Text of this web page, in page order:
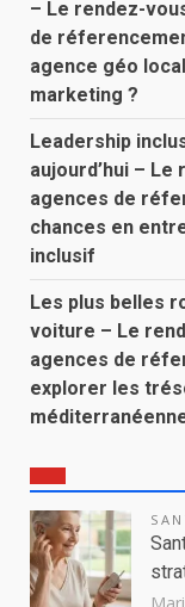
– Le rendez-
de
agence géo
marketing ?
Leadership
aujourd’hui –
agences de
chances en
inclusif
Les plus belles
voiture – Le
agences de
explorer les